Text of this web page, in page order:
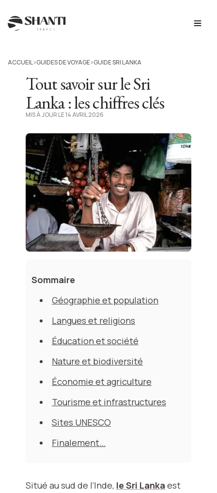
ACCUEIL>GUIDES DE VOYAGE>GUIDE SRI LANKA
Tout savoir sur le Sri
Lanka : les chiffres clés
MIS À JOUR LE 14 AVRIL 2026
Sommaire
Géographie et population
Langues et religions
Éducation et société
Nature et biodiversité
Économie et agriculture
Tourisme et infrastructures
Sites UNESCO
Finalement…
Situé au sud de l’Inde, le Sri Lanka est